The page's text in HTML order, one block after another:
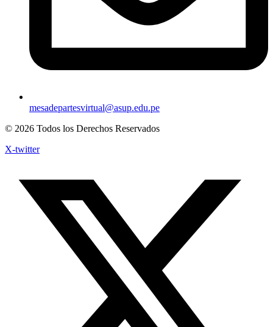
mesadepartesvirtual@asup.edu.pe
© 2026 Todos los Derechos Reservados
X-twitter